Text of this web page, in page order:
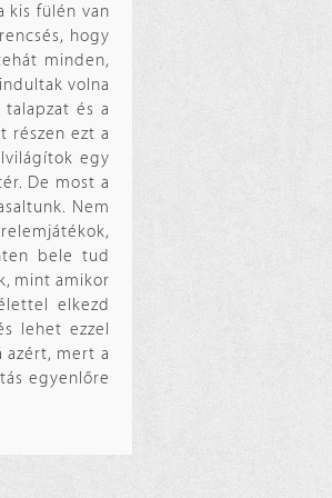
kis fülén van
hogy
minden,
volna
és a
részen ezt a
egy
De most a
Nem
bele tud
mint amikor
elkezd
lehet ezzel
azért, mert a
egyenlőre